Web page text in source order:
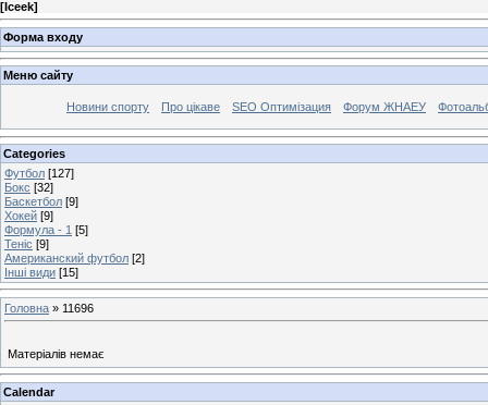
[Iceek]
Форма входу
Меню сайту
Новини спорту Про цікаве SEO Оптимізация Форум ЖНАЕУ
Categories
Футбол [127]
Бокс [32]
Баскетбол [9]
Хокей [9]
Формула - 1 [5]
Теніс [9]
Американский футбол [2]
Інші види [15]
Головна » 11696
Матеріалів немає
Calendar